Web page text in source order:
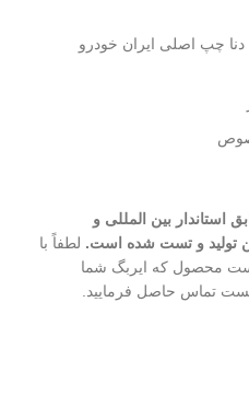
دنا چپ اصلی ایران خودرو
بین المللی و
تولید و تست شده است. لطفاً با
محصول که ایربگ شما
تماس حاصل فرمایید.